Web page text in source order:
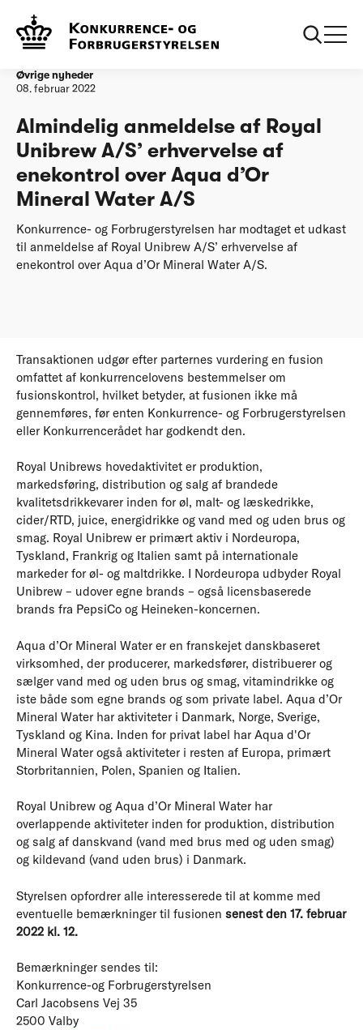
Forside
enekontrol over Aqua d’Or Mineral Water A/S
Øvrige nyheder
08. februar 2022
Almindelig anmeldelse af Royal
Unibrew A/S’ erhvervelse af
enekontrol over Aqua d’Or
Mineral Water A/S
Konkurrence- og Forbrugerstyrelsen har modtaget et udkast
til anmeldelse af Royal Unibrew A/S’ erhvervelse af
enekontrol over Aqua d’Or Mineral Water A/S.
Transaktionen udgør efter parternes vurdering en fusion
omfattet af konkurrencelovens bestemmelser om
fusionskontrol, hvilket betyder, at fusionen ikke må
gennemføres, før enten Konkurrence- og Forbrugerstyrelsen
eller Konkurrencerådet har godkendt den.
Royal Unibrews hovedaktivitet er produktion,
markedsføring, distribution og salg af brandede
kvalitetsdrikkevarer inden for øl, malt- og læskedrikke,
cider/RTD, juice, energidrikke og vand med og uden brus og
smag. Royal Unibrew er primært aktiv i Nordeuropa,
Tyskland, Frankrig og Italien samt på internationale
markeder for øl- og maltdrikke. I Nordeuropa udbyder Royal
Unibrew – udover egne brands – også licensbaserede
brands fra PepsiCo og Heineken-koncernen.
Aqua d’Or Mineral Water er en franskejet danskbaseret
virksomhed, der producerer, markedsfører, distribuerer og
sælger vand med og uden brus og smag, vitamindrikke og
iste både som egne brands og som private label. Aqua d’Or
Mineral Water har aktiviteter i Danmark, Norge, Sverige,
Tyskland og Kina. Inden for privat label har Aqua d'Or
Mineral Water også aktiviteter i resten af Europa, primært
Storbritannien, Polen, Spanien og Italien.
Royal Unibrew og Aqua d’Or Mineral Water har
overlappende aktiviteter inden for produktion, distribution
og salg af danskvand (vand med brus med og uden smag)
og kildevand (vand uden brus) i Danmark.
Styrelsen opfordrer alle interesserede til at komme med
eventuelle bemærkninger til fusionen senest den 17. februar
2022 kl. 12.
Bemærkninger sendes til:
Konkurrence-og Forbrugerstyrelsen
Carl Jacobsens Vej 35
2500 Valby